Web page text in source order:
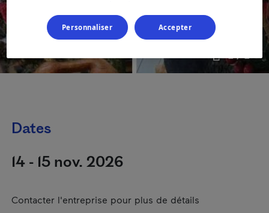
Dates
14 - 15 nov. 2026
Contacter l'entreprise pour plus de détails
Personnaliser Accepter